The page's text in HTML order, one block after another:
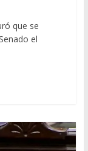
que se
el